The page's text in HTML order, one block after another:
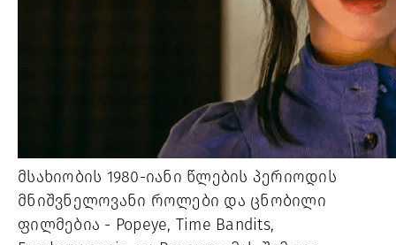
მსახიობის 1980-იანი წლების პერიოდის
მნიშვნელოვანი როლები და ცნობილი
ფილმებია - Popeye, Time Bandits,